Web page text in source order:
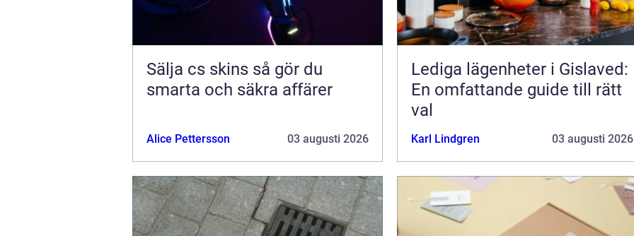
Sälja cs skins så gör du
smarta och säkra affärer
Alice Pettersson 03 augusti 2026
Lediga lägenheter i Gislaved:
En omfattande guide till rätt
val
Karl Lindgren 03 augusti 2026